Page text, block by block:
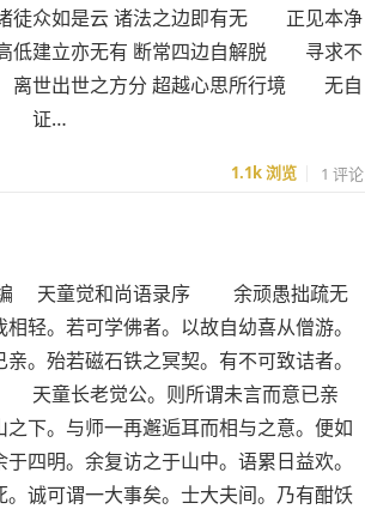
众如是云 诸法之边即有无 正见本净
建立亦无有 断常四边自解脱 寻求不
世出世之方分 超越心思所行境 无自
证…
1.1k浏览 1 评论
天童觉和尚语录序 余顽愚拙疏无
轻。若可学佛者。以故自幼喜从僧游。
。殆若磁石铁之冥契。有不可致诘者。
天童长老觉公。则所谓未言而意已亲
下。与师一再邂逅耳而相与之意。便如
四明。余复访之于山中。语累日益欢。
诚可谓一大事矣。士大夫间。乃有酣饫